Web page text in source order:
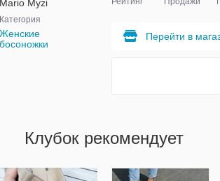
Mario Myzi
Категория
Женские
босоножки
Перейти в
Клубок рекомендует